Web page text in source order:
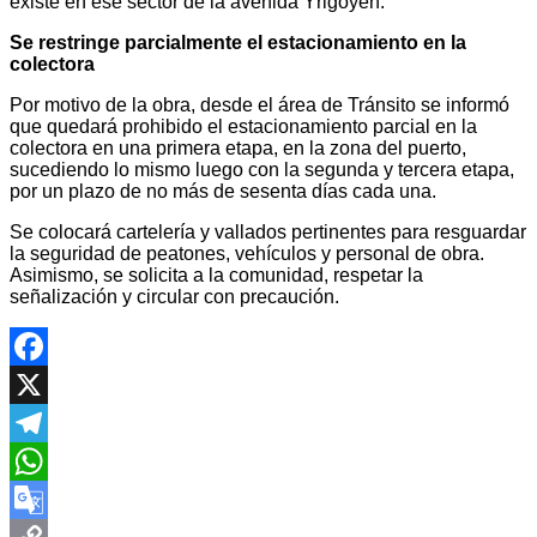
Se restringe parcialmente el estacionamiento en la
colectora
Por motivo de la obra, desde el área de Tránsito se informó
que quedará prohibido el estacionamiento parcial en la
colectora en una primera etapa, en la zona del puerto,
sucediendo lo mismo luego con la segunda y tercera etapa,
por un plazo de no más de sesenta días cada una.
Se colocará cartelería y vallados pertinentes para resguardar
la seguridad de peatones, vehículos y personal de obra.
Asimismo, se solicita a la comunidad, respetar la
señalización y circular con precaución.
Facebook
X
Telegram
WhatsApp